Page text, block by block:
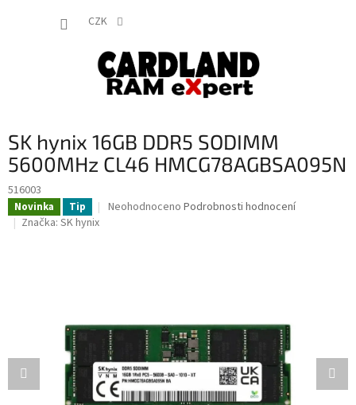
CZK
SK hynix 16GB DDR5 SODIMM
5600MHz CL46 HMCG78AGBSA095N
516003
Novinka Tip
Průměrné
Neohodnoceno Podrobnosti hodnocení
Značka: SK hynix